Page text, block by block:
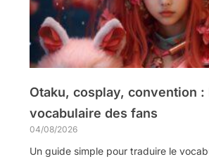
Otaku, cosplay, convention :
vocabulaire des fans
04/08/2026
Un guide simple pour traduire le